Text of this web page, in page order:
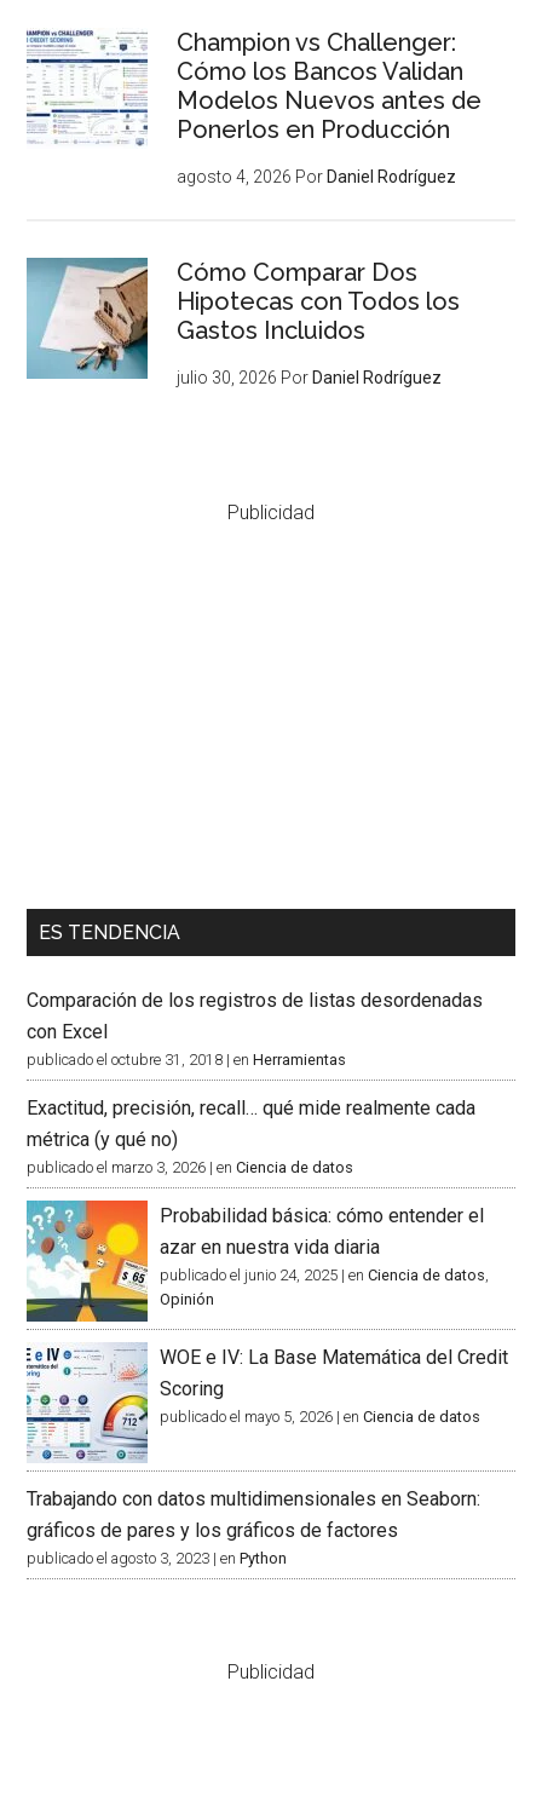
Champion vs Challenger:
Cómo los Bancos Validan
Modelos Nuevos antes de
Ponerlos en Producción
agosto 4, 2026 Por Daniel Rodríguez
Cómo Comparar Dos
Hipotecas con Todos los
Gastos Incluidos
julio 30, 2026 Por Daniel Rodríguez
Publicidad
ES TENDENCIA
Comparación de los registros de listas desordenadas
con Excel
publicado el octubre 31, 2018 |enHerramientas
Exactitud, precisión, recall… qué mide realmente cada
métrica (y qué no)
publicado el marzo 3, 2026 |enCiencia de datos
Probabilidad básica: cómo entender el
azar en nuestra vida diaria
publicado el junio 24, 2025 |enCiencia de datos,
Opinión
WOE e IV: La Base Matemática del Credit
Scoring
publicado el mayo 5, 2026 |enCiencia de datos
Trabajando con datos multidimensionales en Seaborn:
gráficos de pares y los gráficos de factores
publicado el agosto 3, 2023 |enPython
Publicidad